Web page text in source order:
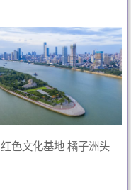
红色文化基地 橘子洲头